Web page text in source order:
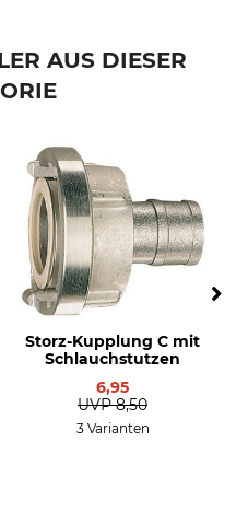
AUS DIESER
Storz-Kupplung C mit
Schlauchstutzen
6,95
UVP 8,50
3 Varianten